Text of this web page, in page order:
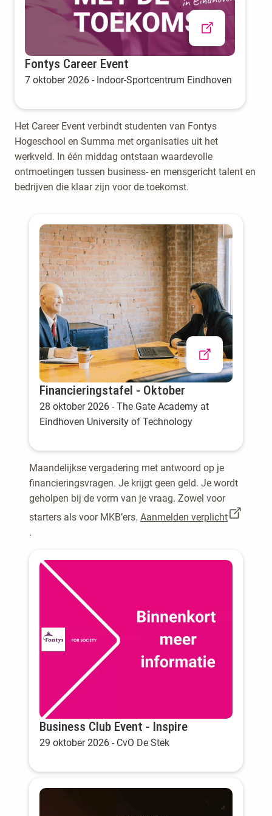
Fontys Career Event
7 oktober 2026 - Indoor-Sportcentrum Eindhoven
Het Career Event verbindt studenten van Fontys
Hogeschool en Summa met organisaties uit het
werkveld. In één middag ontstaan waardevolle
ontmoetingen tussen business- en mensgericht talent en
bedrijven die klaar zijn voor de toekomst.
Financieringstafel - Oktober
28 oktober 2026 - The Gate Academy at
Eindhoven University of Technology
Maandelijkse vergadering met antwoord op je
financieringsvragen. Je krijgt geen geld. Je wordt
geholpen bij de vorm van je vraag. Zowel voor
starters als voor MKB’ers. Aanmelden verplicht
.
Business Club Event - Inspire
29 oktober 2026 - CvO De Stek